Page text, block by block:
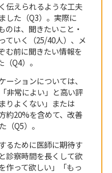
伝えられるような工夫
した（Q3）。実際に
のは、聞きたいこと・
ていく（25/40人）、メ
む前に聞きたい情報を
Q4）。
ーションについては、
非常によい」と高い評
りよくない」または
約20%を含めて、改善
（Q5）。
るために医師に期待す
診察時間を長くして欲
作って欲しい」「もっ